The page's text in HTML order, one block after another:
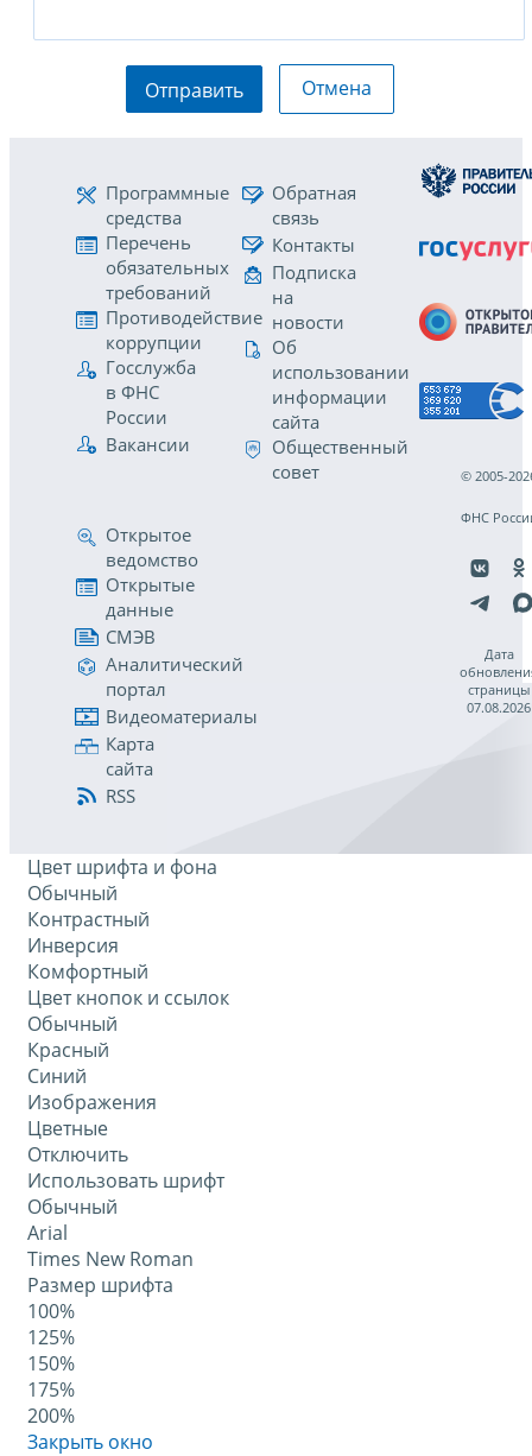
Отправить Отмена
Программные
средства
Перечень
обязательных
требований
Противодействие
коррупции
Госслужба
в ФНС
России
Вакансии
Обратная
связь
Контакты
Подписка
на
новости
Об
использовании
информации
сайта
Общественный
совет
Открытое
ведомство
Открытые
данные
СМЭВ
Аналитический
портал
Видеоматериалы
Карта
сайта
RSS
© 2005-
ФНС
Дата
страницы
07.08.2026
Цвет шрифта и фона
Обычный
Контрастный
Инверсия
Комфортный
Цвет кнопок и ссылок
Обычный
Красный
Синий
Изображения
Цветные
Отключить
Использовать шрифт
Обычный
Arial
Times New Roman
Размер шрифта
100%
125%
150%
175%
200%
Закрыть окно